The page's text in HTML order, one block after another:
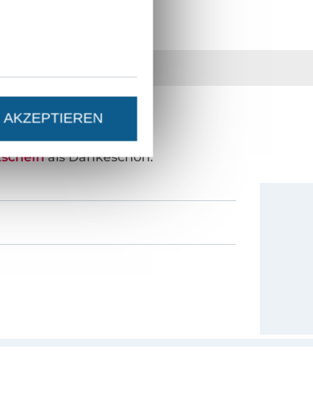
STAND SEIN?
als Dankeschön.
AKZEPTIEREN